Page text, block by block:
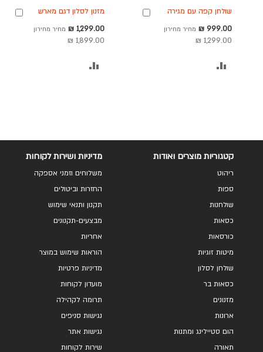
שולחן קפה עם מגירה
מחיר
מבצע
999.00 ₪ מחיר מחירון
1,299.00 ₪
הוספה
מזנון לסלון דגם מארש
מחיר
מבצע
1,299.00 ₪ מחיר מחירון
1,899.00 ₪
הוספה
קטגוריות מוצרים ואודות
ריהוט
ספות
שולחנות
כסאות
כורסאות
מיטות זוגיות
שולחן לסלון
כסאות בר
מזנונים
ארונות
הום סטיילינג ומתנות
תאורה
מדיניות ושירות לקוחות
משלוחים וזמני אספקה
החזרות וביטולים
תקנון ותנאי שימוש
מבצעים-תקנונים
אחריות
הוראות שימוש במוצר
מדיניות פרטיות
מועדון לקוחות
תרומה לקהילה
נגישות סניפים
נגישות אתר
שירות לקוחות